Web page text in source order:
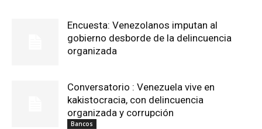
Encuesta: Venezolanos imputan al
gobierno desborde de la delincuencia
organizada
Conversatorio : Venezuela vive en
kakistocracia, con delincuencia
organizada y corrupción
Bancos